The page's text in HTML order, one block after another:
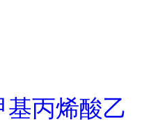
基丙烯酸乙